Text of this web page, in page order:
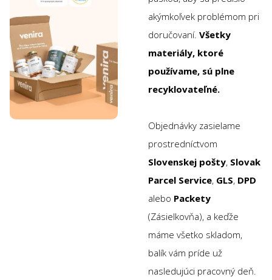
akýmkoľvek problémom pri
doručovaní. Všetky
materiály, ktoré
používame, sú plne
recyklovateľné.
Objednávky zasielame
prostredníctvom
Slovenskej pošty, Slovak
Parcel Service, GLS, DPD
alebo Packety
(Zásielkovňa), a keďže
máme všetko skladom,
balík vám príde už
nasledujúci pracovný deň.